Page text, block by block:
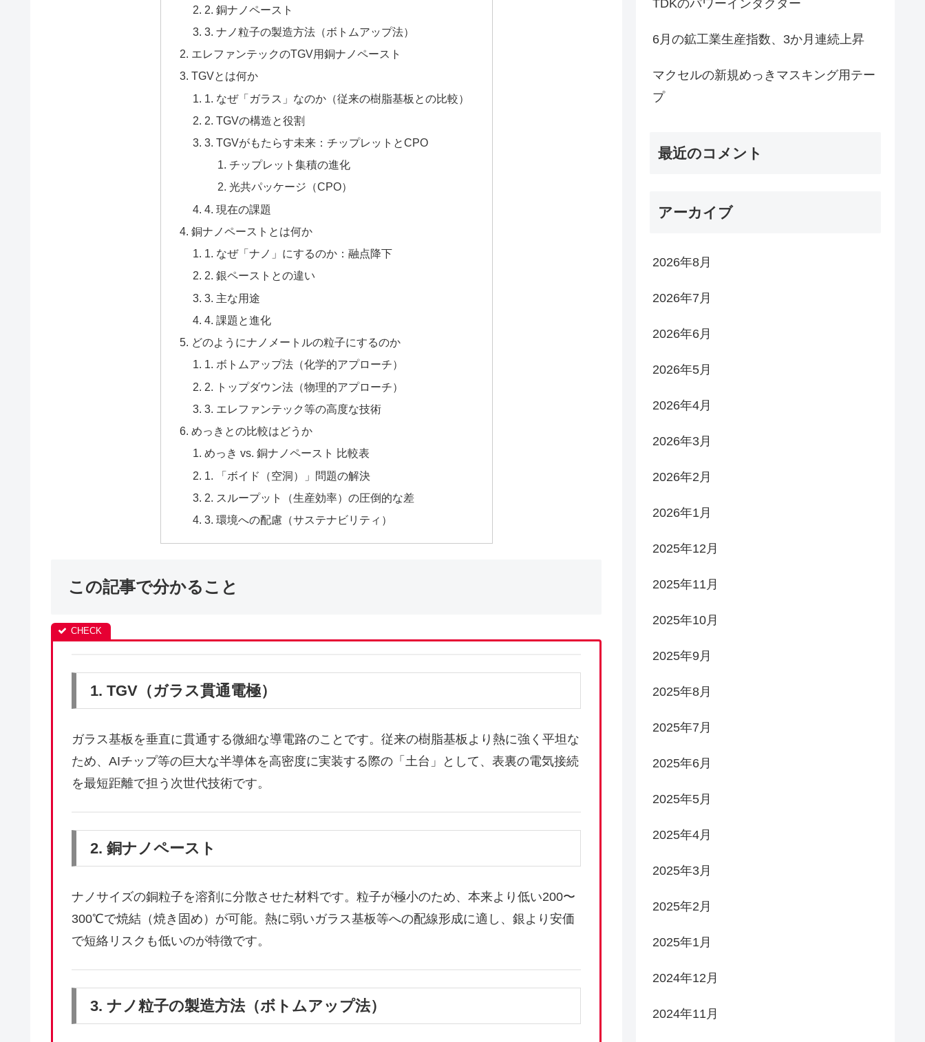
2. 銅ナノペースト
3. ナノ粒子の製造方法（ボトムアップ法）
エレファンテックのTGV用銅ナノペースト
TGVとは何か
1. なぜ「ガラス」なのか（従来の樹脂基板との比較）
2. TGVの構造と役割
3. TGVがもたらす未来：チップレットとCPO
チップレット集積の進化
光共パッケージ（CPO）
4. 現在の課題
銅ナノペーストとは何か
1. なぜ「ナノ」にするのか：融点降下
2. 銀ペーストとの違い
3. 主な用途
4. 課題と進化
どのようにナノメートルの粒子にするのか
1. ボトムアップ法（化学的アプローチ）
2. トップダウン法（物理的アプローチ）
3. エレファンテック等の高度な技術
めっきとの比較はどうか
めっき vs. 銅ナノペースト 比較表
1. 「ボイド（空洞）」問題の解決
2. スループット（生産効率）の圧倒的な差
3. 環境への配慮（サステナビリティ）
この記事で分かること
1. TGV（ガラス貫通電極）
ガラス基板を垂直に貫通する微細な導電路のことです。従来の樹脂基板より熱に強く平坦な
ため、AIチップ等の巨大な半導体を高密度に実装する際の「土台」として、表裏の電気接続
を最短距離で担う次世代技術です。
2. 銅ナノペースト
ナノサイズの銅粒子を溶剤に分散させた材料です。粒子が極小のため、本来より低い200〜
300℃で焼結（焼き固め）が可能。熱に弱いガラス基板等への配線形成に適し、銀より安価
で短絡リスクも低いのが特徴です。
3. ナノ粒子の製造方法（ボトムアップ法）
TDKのパワーインダクター
6月の鉱工業生産指数、3か月連続上昇
マクセルの新規めっきマスキング用テー
プ
最近のコメント
アーカイブ
2026年8月
2026年7月
2026年6月
2026年5月
2026年4月
2026年3月
2026年2月
2026年1月
2025年12月
2025年11月
2025年10月
2025年9月
2025年8月
2025年7月
2025年6月
2025年5月
2025年4月
2025年3月
2025年2月
2025年1月
2024年12月
2024年11月